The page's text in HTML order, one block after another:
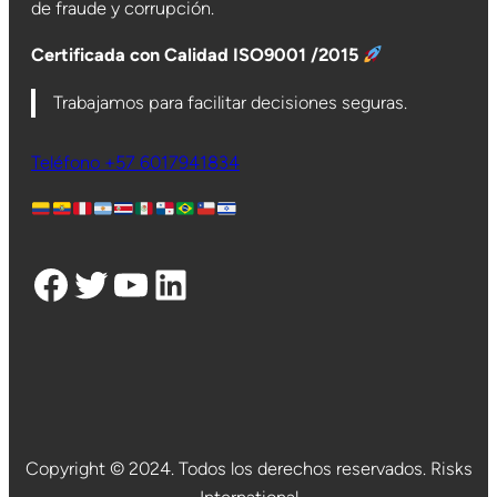
de fraude y corrupción.
Certificada con Calidad ISO9001 /2015
Trabajamos para facilitar decisiones seguras.
Teléfono +57 6017941834
Facebook Twitter YouTube LinkedIn
Copyright © 2024. Todos los derechos reservados. Risks